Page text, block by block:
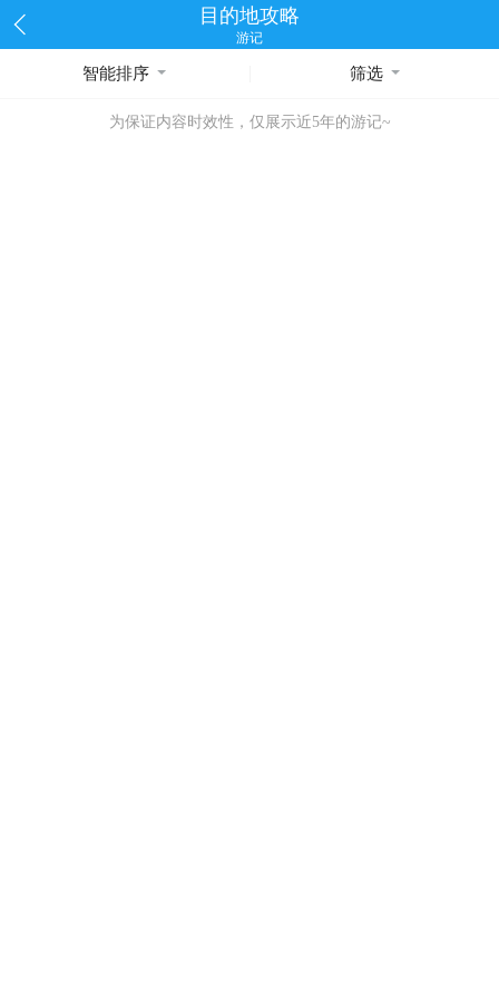
目的地攻略
游记
智能排序 筛选
为保证内容时效性，仅展示近5年的游记~